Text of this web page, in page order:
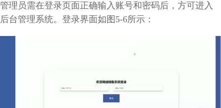
管理员需在登录页面正确输入账号和密码后，方可进入
后台管理系统。登录界面如图5-6所示：